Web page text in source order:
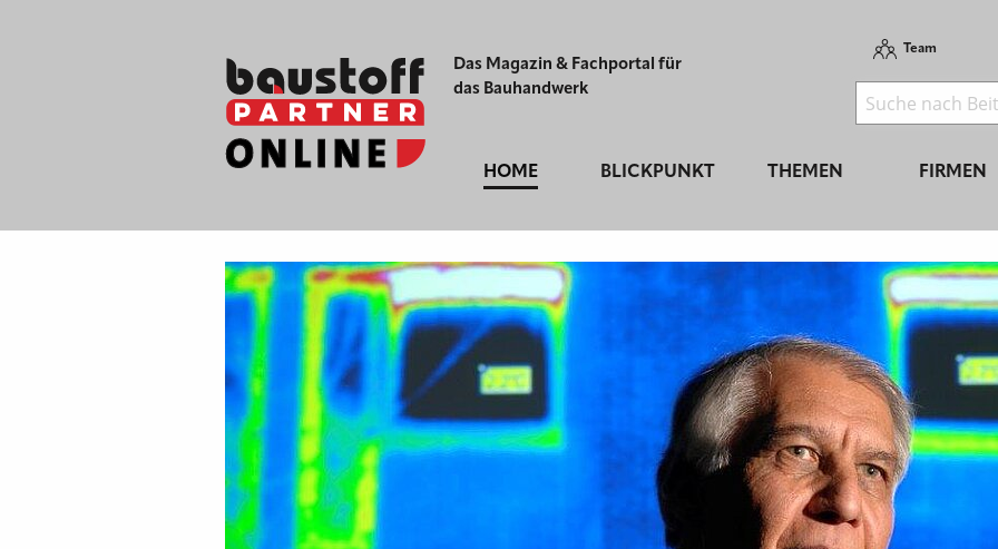
Das Magazin & Fachportal für
das Bauhandwerk
Team
HOME BLICKPUNKT THEMEN FIRMEN